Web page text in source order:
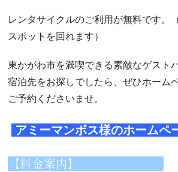
レンタサイクルのご利用が無料です。
スポットを回れます）
東かがわ市を満喫できる素敵なゲスト
宿泊先をお探しでしたら、ぜひホーム
ご予約くださいませ。
アミーマンボス様のホームペ
【料金案内】